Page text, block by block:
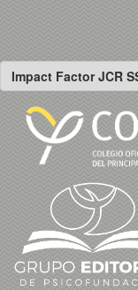
Impact Factor JCR